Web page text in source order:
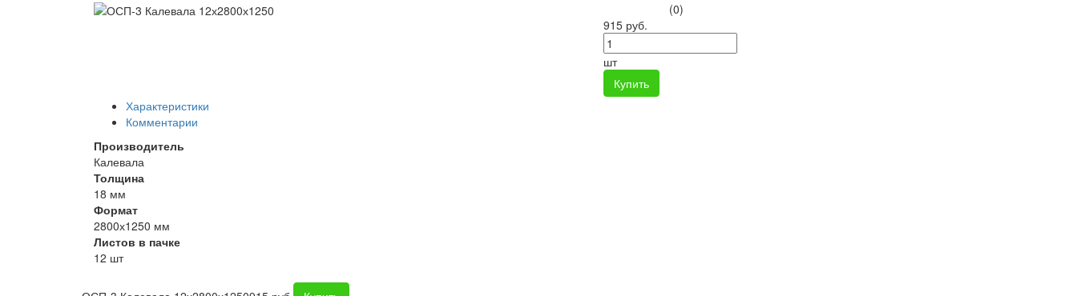
(0)
915 руб.
шт
Купить
Характеристики
Комментарии
Производитель
Калевала
Толщина
18 мм
Формат
2800х1250 мм
Листов в пачке
12 шт